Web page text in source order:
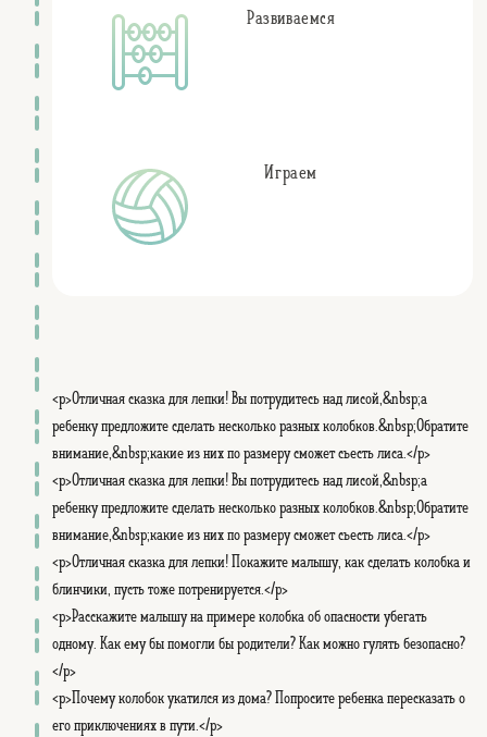
Колобок
Развиваемся
Играем
<p>Отличная сказка для лепки! Вы потрудитесь над лисой,&nbsp;а
ребенку предложите сделать несколько разных колобков.&nbsp;Обратите
внимание,&nbsp;какие из них по размеру сможет съесть лиса.</p>
<p>Отличная сказка для лепки! Вы потрудитесь над лисой,&nbsp;а
ребенку предложите сделать несколько разных колобков.&nbsp;Обратите
внимание,&nbsp;какие из них по размеру сможет съесть лиса.</p>
<p>Отличная сказка для лепки! Покажите малышу, как сделать колобка и
блинчики, пусть тоже потренируется.</p>
<p>Расскажите малышу на примере колобка об опасности убегать
одному. Как ему бы помогли бы родители? Как можно гулять безопасно?
</p>
<p>Почему колобок укатился из дома? Попросите ребенка пересказать о
его приключениях в пути.</p>